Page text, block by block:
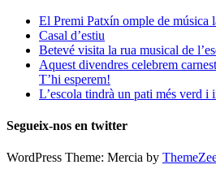
El Premi Patxín omple de música
Casal d’estiu
Betevé visita la rua musical de
Aquest divendres celebrem
T’hi esperem!
L’escola tindrà un pati més verd i
Segueix-nos en twitter
WordPress Theme: Mercia by